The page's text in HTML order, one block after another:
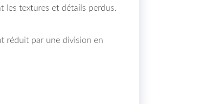
les textures et détails perdus.
réduit par une division en